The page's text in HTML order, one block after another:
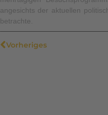
angesichts der aktuellen
betrachte.
Vorheriges